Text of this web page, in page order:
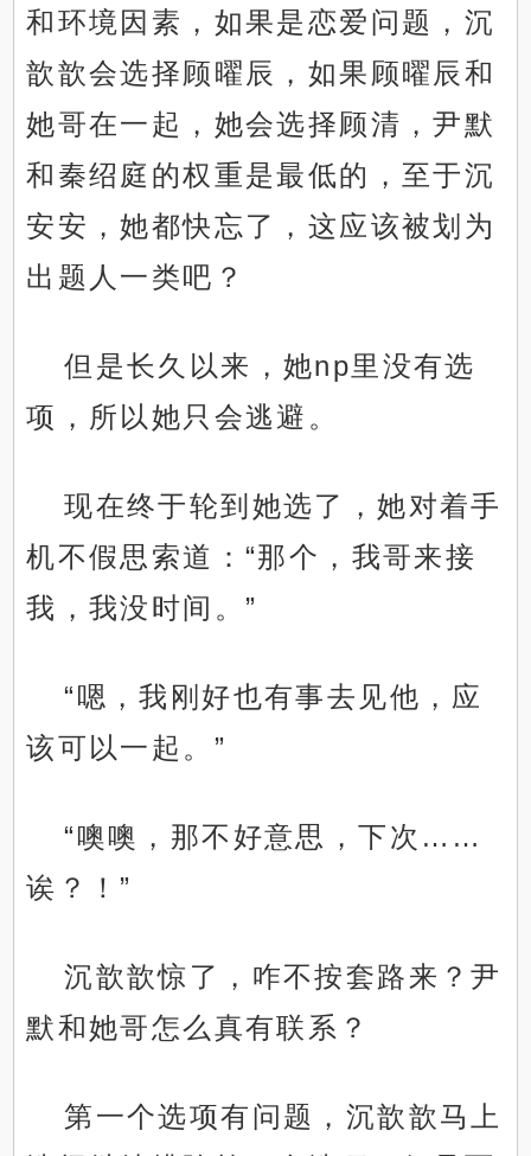
和环境因素，如果是恋爱问题，沉
歆歆会选择顾曜辰，如果顾曜辰和
她哥在一起，她会选择顾清，尹默
和秦绍庭的权重是最低的，至于沉
安安，她都快忘了，这应该被划为
出题人一类吧？
但是长久以来，她np里没有选
项，所以她只会逃避。
现在终于轮到她选了，她对着手
机不假思索道：“那个，我哥来接
我，我没时间。”
“嗯，我刚好也有事去见他，应
该可以一起。”
“噢噢，那不好意思，下次……
诶？！”
沉歆歆惊了，咋不按套路来？尹
默和她哥怎么真有联系？
第一个选项有问题，沉歆歆马上